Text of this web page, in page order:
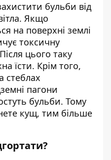
бульби від
Якщо
на поверхні землі
токсичну
цього таку
їсти. Крім того,
стеблах
пагони
бульби. Тому
кущ, тим більше